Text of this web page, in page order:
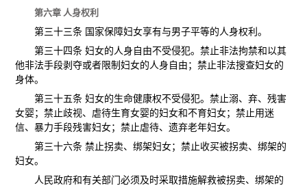
第六章 人身权利
第三十三条 国家保障妇女享有与男子平等的人身权利。
第三十四条 妇女的人身自由不受侵犯。禁止非法拘禁和以其
他非法手段剥夺或者限制妇女的人身自由；禁止非法搜查妇女的
身体。
第三十五条 妇女的生命健康权不受侵犯。禁止溺、弃、残害
女婴；禁止歧视、虐待生育女婴的妇女和不育妇女；禁止用迷
信、暴力手段残害妇女；禁止虐待、遗弃老年妇女。
第三十六条 禁止拐卖、绑架妇女；禁止收买被拐卖、绑架的
妇女。
人民政府和有关部门必须及时采取措施解救被拐卖、绑架的